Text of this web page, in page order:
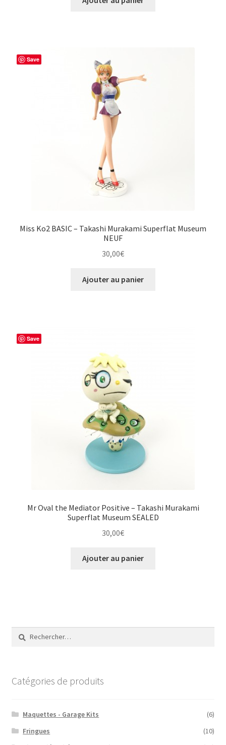
Save
Miss Ko2 BASIC – Takashi Murakami Superflat Museum
NEUF
30,00€
Ajouter au panier
Save
Mr Oval the Mediator Positive – Takashi Murakami
Superflat Museum SEALED
30,00€
Ajouter au panier
Rechercher :
Catégories de produits
Maquettes - Garage Kits
(6)
Fringues
(10)